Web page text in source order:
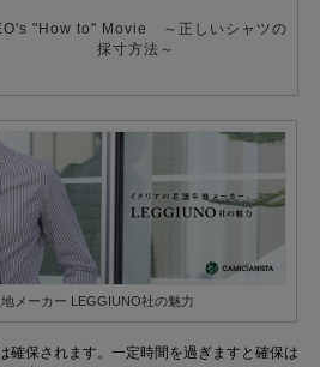
を実現。視覚的にも高級感を与える素材が、
み出します。
ついて】
ビジネスやフォーマルな場面に最適です。ダ
れたコーディネートにもフィットし、オフタ
。
湖のほとりで創業した伝統あるシャツ地メ
いとデザイン性の豊富さで、世界中のシャツ
スのクオリティを誇ります。
自社生産にこだわり、ハイブランドやラグ
"How to" Movie ～正しいシャツの
採寸方法～
メーカー LEGGIUNO社の魅力
確保されます。一定時間を過ぎますと確保は